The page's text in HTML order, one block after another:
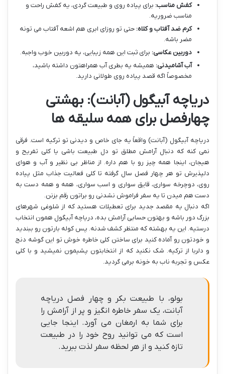
کفش مناسب: برای پیاده روی و طبیعت گردی، یه کفش راحت و
مناسب ضروریه.
کرم ضد آفتاب و کلاه: حتی تو روزای ابری هم اشعه آفتاب می تونه
مضر باشه.
دوربین عکاسی: برای ثبت این همه زیبایی، یه دوربین خوب واجبه.
آب آشامیدنی: همیشه یه بطری آب همراهتون داشته باشید،
مخصوصاً اگه قصد پیاده روی طولانی دارید.
دریاچه آبیگول (آبانت): بهشتی
چهارفصل برای همه سلیقه ها
دریاچه آبیگول (آبانت) واقعاً یه جای خاص و دیدنی تو ترکیه است. فرقی
نمی کنه که دنبال آرامش مطلق تو دل طبیعت باشی یا کلی تفریح و
هیجان، اینجا همه چیز رو با هم داره. از مناظر بی نظیر و آب و هوای
دلپذیرش تو هر چهار فصل سال گرفته تا کلی فعالیت جذاب مثل پیاده
روی، دوچرخه سواری، قایق سواری و اسب سواری، همه و همه دست به
دست هم میدن تا یه سفر فراموش نشدنی رو براتون رقم بزنن.
اگه دنبال یه مقصد جدید برای تعطیلات هستید که از شلوغی شهرهای
بزرگ دور باشه و بهتون حسابی آرامش بده، دریاچه آبیگول همون انتخاب
درستیه. این یه بهشته که منتظر کشف شدنه. پس کوله بارتون رو ببندید
و خودتون رو آماده کنید برای ساختن کلی خاطره خوش تو این گوشه دنج
و دلربا از ترکیه. شک نکنید که از انتخابتون پشیمون نمیشید و با کلی
عکس و تجربه ناب به خونه برمی گردید.
بولو، با طبیعت بکر و چهار فصل دریاچه
آبانت، یک سفر خاطره انگیز و پر از آرامش را
برای شما به ارمغان می آورد. اینجا جایی
است که می توانید روح خود را در طبیعت
تازه کنید و از هر لحظه سفر لذت ببرید.